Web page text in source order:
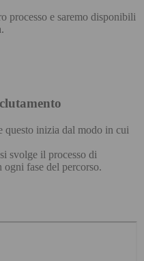
processo e saremo disponibili
questo inizia dal modo in cui
svolge il processo di
fase del percorso.